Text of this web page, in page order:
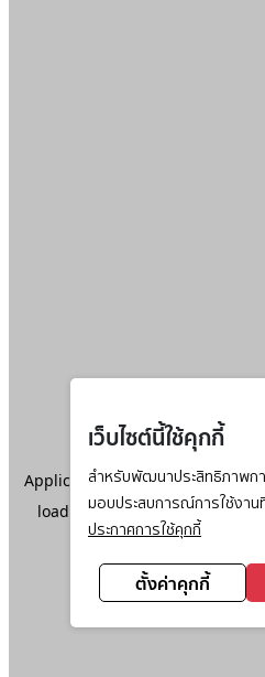
เว็บไซต์นี้ใช้คุกกี้
สำหรับพัฒนาประสิทธิภาพกา
มอบประสบการณ์การใช้งาน
ประกาศการใช้คุกกี้
ตั้งค่าคุกกี้
Application error: aclient-side
loadingwww.ktc.co.th(see the